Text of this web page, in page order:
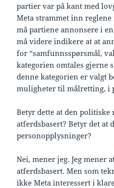
partier var på kant med
Meta strammet inn
må partiene annonsere i
må videre indikere at at
for “samfunnsspørsmål,
kategorien omtales gjerne
denne kategorien er valgt
muligheter til målretting, i
Betyr dette at den
atferdsbasert? Betyr det at
personopplysninger?
Nei, mener jeg. Jeg mener
atferdsbasert. Men som
ikke Meta interessert i